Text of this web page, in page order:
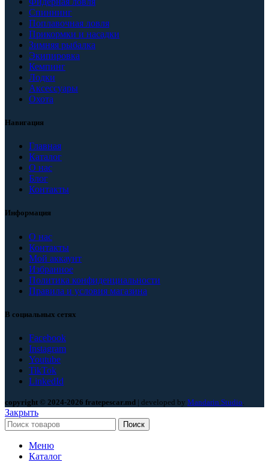
Спиннинг
Поплавочная ловля
Прикормки и насадки
Зимняя рыбалка
Экипировка
Кемпинг
Лодки
Аксессуары
Охота
Навигация
Главная
Каталог
О нас
Блог
Контакты
Информация
О нас
Контакты
Мой аккаунт
Избранное
Политика конфиденциальности
Правила и условия магазина
В социальных сетях
Facebook
Instagram
Youtube
TikTok
LinkedId
copyright © 2024-2026 fratepescar.md | developed by Mandarin Studio.
Закрыть
Поиск
Меню
Каталог